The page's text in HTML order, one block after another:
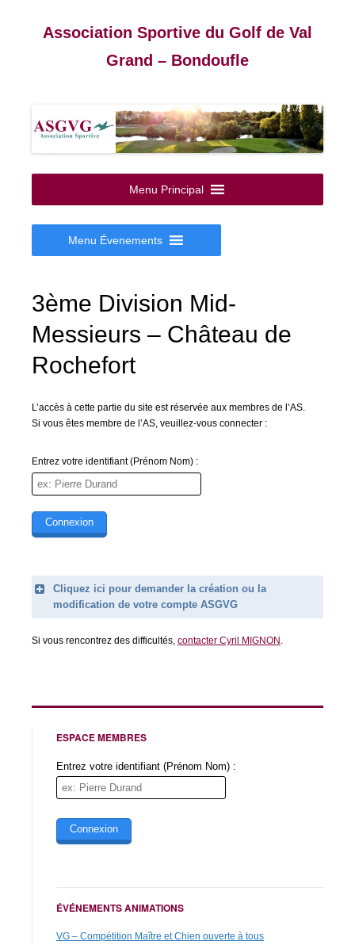
Association Sportive du Golf de Val
Grand – Bondoufle
au
contenu
Menu Principal
Menu Évenements
3ème Division Mid-
Messieurs – Château de
Rochefort
L’accès à cette partie du site est réservée aux membres de l’AS.
Si vous êtes membre de l’AS, veuillez-vous connecter :
Entrez votre identifiant (Prénom Nom) :
Cliquez ici pour demander la création ou la
modification de votre compte ASGVG
Prénom (obligatoire)
Message (obligatoire)
Si vous rencontrez des difficultés, contacter Cyril MIGNON.
ESPACE MEMBRES
Entrez votre identifiant (Prénom Nom) :
ÉVÉNEMENTS ANIMATIONS
VG – Compétition Maître et Chien ouverte à tous